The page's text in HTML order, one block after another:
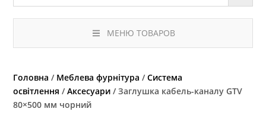
МЕНЮ ТОВАРОВ
Головна / Меблева фурнітура /Система
освітлення /Аксесуари / Заглушка кабель-каналу GTV
80×500 мм чорний